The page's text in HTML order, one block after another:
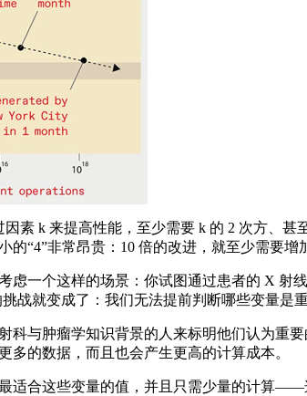
k 来提高性能，至少需要 k 的 2 次方、甚
“4”非常昂贵：10 倍的改进，就至少需要增
个这样的场景：你试图通过患者的 X 射
战就变成了：我们无法提前判断哪些变量是
与肿瘤学知识背景的人来标明他们认为重
的数据，而且也会产生更高的计算成本。
合这些变量的值，并且只需少量的计算——